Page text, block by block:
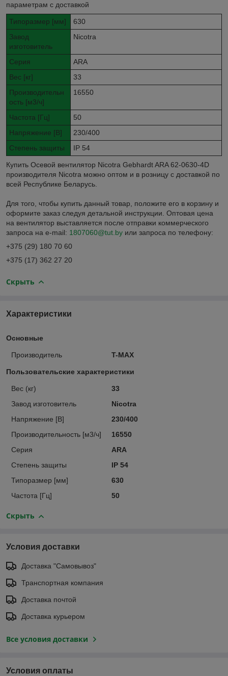
Типоразмер [мм]
630
Завод
изготовитель
Nicotra
Серия
ARA
Вес [кг]
33
Производительн
ость [м3/ч]
16550
Частота [Гц]
50
Напряжение [В]
230/400
Степень защиты
IР 54
Купить Осевой вентилятор Nicotra Gebhardt ARA 62-0630-4D
производителя Nicotra можно оптом и в розницу с доставкой по
всей Республике Беларусь.
Для того, чтобы купить данный товар, положите его в корзину и
оформите заказ следуя детальной инструкции. Оптовая цена
на вентилятор выставляется после отправки коммерческого
запроса на e-mail: 1807060@tut.by или запроса по телефону:
+375 (29) 180 70 60
+375 (17) 362 27 20
Скрыть
Характеристики
Основные
Производитель T-MAX
Пользовательские характеристики
Вес (кг)
33
Завод изготовитель
Nicotra
Напряжение [В]
230/400
Производительность [м3/ч]
16550
Серия
ARA
Степень защиты
IР 54
Типоразмер [мм]
630
Частота [Гц]
50
Скрыть
Условия доставки
Доставка "Самовывоз"
Транспортная компания
Доставка почтой
Доставка курьером
Все условия доставки
Условия оплаты